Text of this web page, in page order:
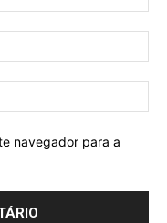
navegador para a